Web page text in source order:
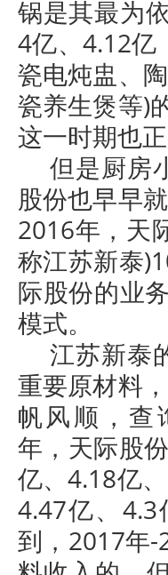
锅是其最为
4亿、4.12亿
瓷电炖盅、
瓷养生煲等)
这一时期也
但是厨房
股份也早早
2016年，天
称江苏新泰
际股份的业
模式。
江苏新泰
重要原材料
帆风顺，查
年，天际股
亿、4.18亿
4.47亿、
到，2017年-